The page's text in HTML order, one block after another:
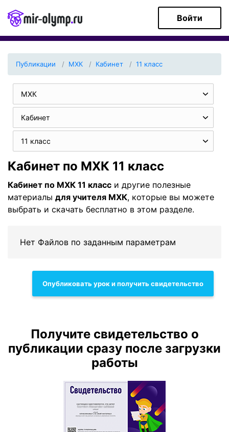
Войти
Публикации МХК Кабинет 11 класс
МХК
Кабинет
11 класс
Кабинет по МХК 11 класс
Кабинет по МХК 11 класс и другие полезные
материалы для учителя МХК, которые вы можете
выбрать и скачать бесплатно в этом разделе.
Нет Файлов по заданным параметрам
Опубликовать урок и получить свидетельство
Получите свидетельство о
публикации сразу после загрузки
работы